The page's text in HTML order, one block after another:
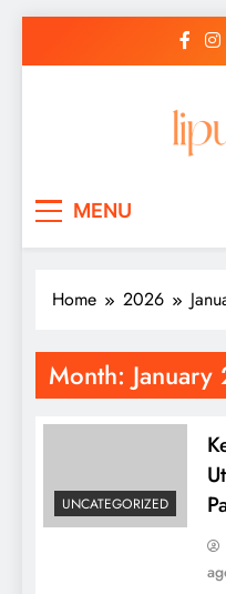
MENU
Home 2026
Month:
UNCATEGORIZED